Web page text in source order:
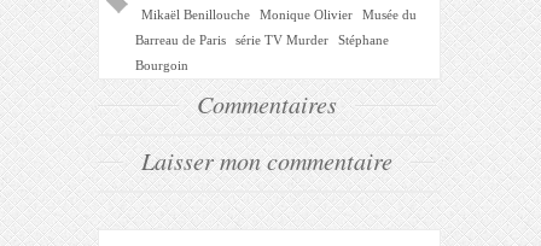
Mikaël Benillouche
Monique Olivier
Musée du
Barreau de Paris
série TV Murder
Stéphane
Bourgoin
Commentaires
Laisser mon commentaire